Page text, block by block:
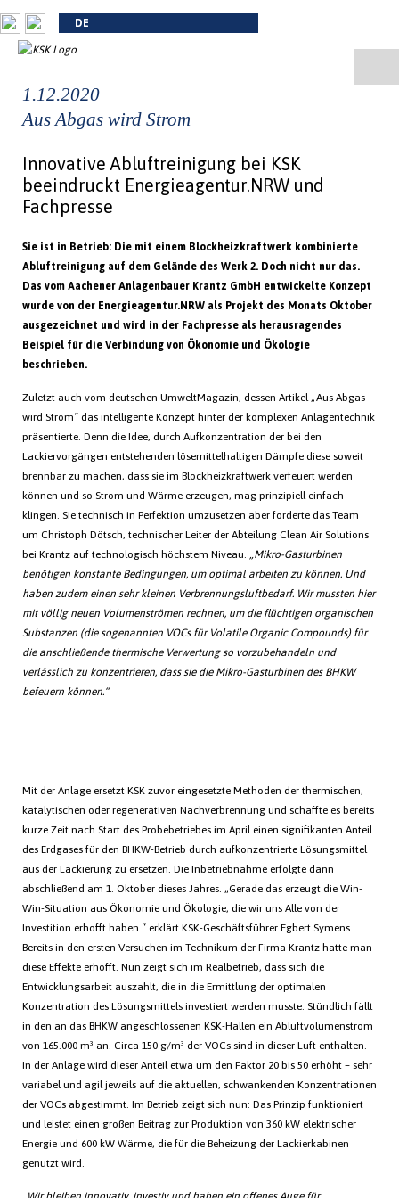
DE
1.12.2020
Aus Abgas wird Strom
Innovative Abluftreinigung bei KSK
beeindruckt Energieagentur.NRW und
Fachpresse
Sie ist in Betrieb: Die mit einem Blockheizkraftwerk kombinierte
Abluftreinigung auf dem Gelände des Werk 2. Doch nicht nur das.
Das vom Aachener Anlagenbauer Krantz GmbH entwickelte Konzept
wurde von der Energieagentur.NRW als Projekt des Monats Oktober
ausgezeichnet und wird in der Fachpresse als herausragendes
Beispiel für die Verbindung von Ökonomie und Ökologie
beschrieben.
Zuletzt auch vom deutschen UmweltMagazin, dessen Artikel „Aus Abgas
wird Strom“ das intelligente Konzept hinter der komplexen Anlagentechnik
präsentierte. Denn die Idee, durch Aufkonzentration der bei den
Lackiervorgängen entstehenden lösemittelhaltigen Dämpfe diese soweit
brennbar zu machen, dass sie im Blockheizkraftwerk verfeuert werden
können und so Strom und Wärme erzeugen, mag prinzipiell einfach
klingen. Sie technisch in Perfektion umzusetzen aber forderte das Team
um Christoph Dötsch, technischer Leiter der Abteilung Clean Air Solutions
bei Krantz auf technologisch höchstem Niveau.
„Mikro-Gasturbinen
benötigen konstante Bedingungen, um optimal arbeiten zu können. Und
haben zudem einen sehr kleinen Verbrennungsluftbedarf. Wir mussten hier
mit völlig neuen Volumenströmen rechnen, um die flüchtigen organischen
Substanzen (die sogenannten VOCs für Volatile Organic Compounds) für
die anschließende thermische Verwertung so vorzubehandeln und
verlässlich zu konzentrieren, dass sie die Mikro-Gasturbinen des BHKW
befeuern können.“
Mit der Anlage ersetzt KSK zuvor eingesetzte Methoden der thermischen,
katalytischen oder regenerativen Nachverbrennung und schaffte es bereits
kurze Zeit nach Start des Probebetriebes im April einen signifikanten Anteil
des Erdgases für den BHKW-Betrieb durch aufkonzentrierte Lösungsmittel
aus der Lackierung zu ersetzen. Die Inbetriebnahme erfolgte dann
abschließend am 1. Oktober dieses Jahres. „Gerade das erzeugt die Win-
Win-Situation aus Ökonomie und Ökologie, die wir uns Alle von der
Investition erhofft haben.“ erklärt KSK-Geschäftsführer Egbert Symens.
Bereits in den ersten Versuchen im Technikum der Firma Krantz hatte man
diese Effekte erhofft. Nun zeigt sich im Realbetrieb, dass sich die
Entwicklungsarbeit auszahlt, die in die Ermittlung der optimalen
Konzentration des Lösungsmittels investiert werden musste. Stündlich fällt
in den an das BHKW angeschlossenen KSK-Hallen ein Abluftvolumenstrom
von 165.000 m³ an. Circa 150 g/m³ der VOCs sind in dieser Luft enthalten.
In der Anlage wird dieser Anteil etwa um den Faktor 20 bis 50 erhöht – sehr
variabel und agil jeweils auf die aktuellen, schwankenden Konzentrationen
der VOCs abgestimmt. Im Betrieb zeigt sich nun: Das Prinzip funktioniert
und leistet einen großen Beitrag zur Produktion von 360 kW elektrischer
Energie und 600 kW Wärme, die für die Beheizung der Lackierkabinen
genutzt wird.